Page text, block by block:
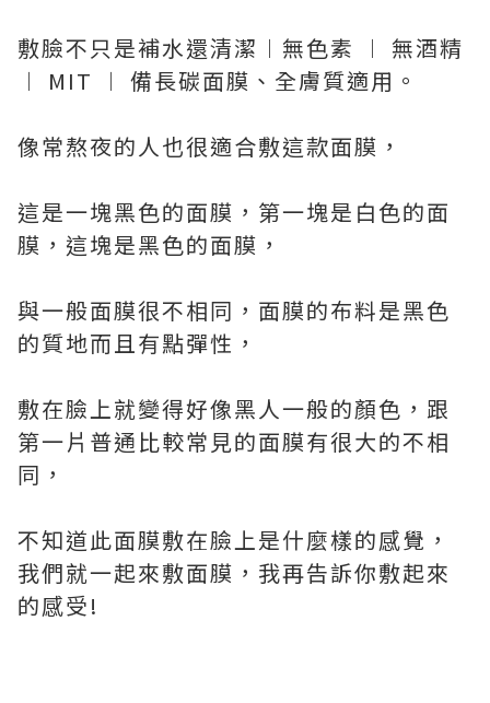
敷臉不只是補水還清潔︱無色素 ︱ 無酒精
︱ MIT ︱ 備長碳面膜、全膚質適用。
像常熬夜的人也很適合敷這款面膜，
這是一塊黑色的面膜，第一塊是白色的面
膜，這塊是黑色的面膜，
與一般面膜很不相同，面膜的布料是黑色
的質地而且有點彈性，
敷在臉上就變得好像黑人一般的顏色，跟
第一片普通比較常見的面膜有很大的不相
同，
不知道此面膜敷在臉上是什麼樣的感覺，
我們就一起來敷面膜，我再告訴你敷起來
的感受!